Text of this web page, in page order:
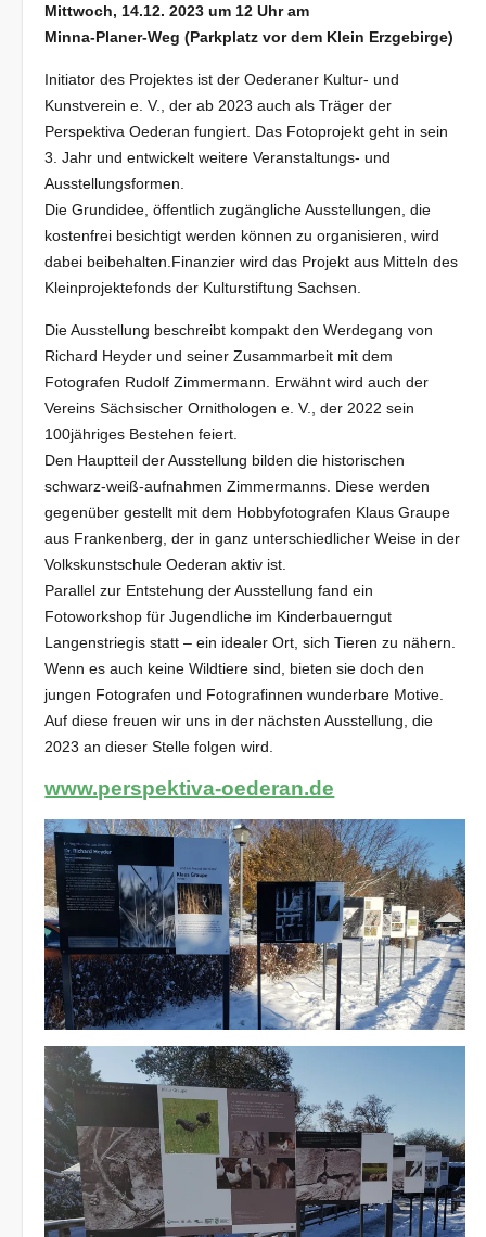
Mittwoch, 14.12. 2023 um 12 Uhr am
Minna-Planer-Weg (Parkplatz vor dem Klein Erzgebirge)
Initiator des Projektes ist der Oederaner Kultur- und
Kunstverein e. V., der ab 2023 auch als Träger der
Perspektiva Oederan fungiert. Das Fotoprojekt geht in sein
3. Jahr und entwickelt weitere Veranstaltungs- und
Ausstellungsformen.
Die Grundidee, öffentlich zugängliche Ausstellungen, die
kostenfrei besichtigt werden können zu organisieren, wird
dabei beibehalten.Finanzier wird das Projekt aus Mitteln des
Kleinprojektefonds der Kulturstiftung Sachsen.
Die Ausstellung beschreibt kompakt den Werdegang von
Richard Heyder und seiner Zusammarbeit mit dem
Fotografen Rudolf Zimmermann. Erwähnt wird auch der
Vereins Sächsischer Ornithologen e. V., der 2022 sein
100jähriges Bestehen feiert.
Den Hauptteil der Ausstellung bilden die historischen
schwarz-weiß-aufnahmen Zimmermanns. Diese werden
gegenüber gestellt mit dem Hobbyfotografen Klaus Graupe
aus Frankenberg, der in ganz unterschiedlicher Weise in der
Volkskunstschule Oederan aktiv ist.
Parallel zur Entstehung der Ausstellung fand ein
Fotoworkshop für Jugendliche im Kinderbauerngut
Langenstriegis statt – ein idealer Ort, sich Tieren zu nähern.
Wenn es auch keine Wildtiere sind, bieten sie doch den
jungen Fotografen und Fotografinnen wunderbare Motive.
Auf diese freuen wir uns in der nächsten Ausstellung, die
2023 an dieser Stelle folgen wird.
www.perspektiva-oederan.de